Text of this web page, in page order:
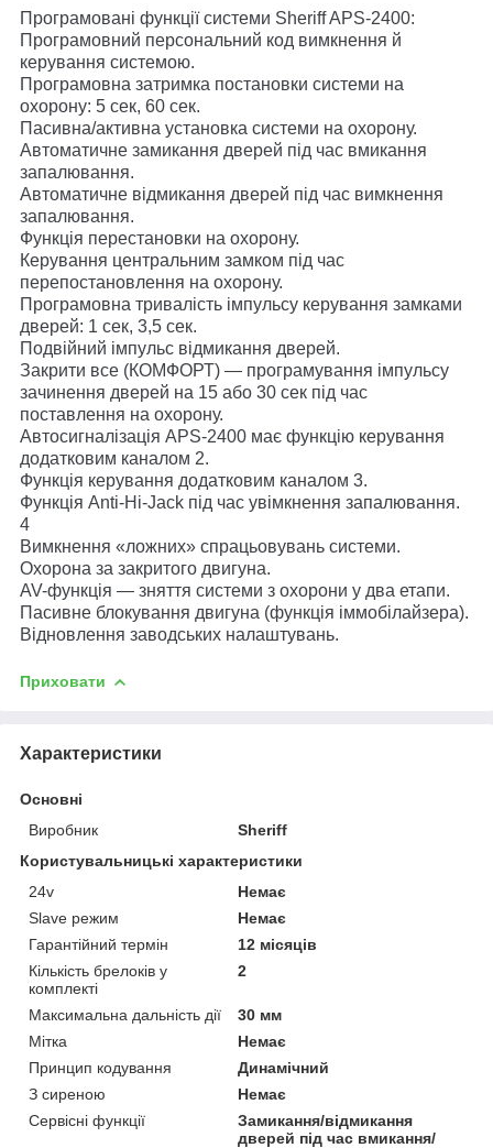
Програмовані функції системи Sheriff APS-2400:
Програмовний персональний код вимкнення й
керування системою.
Програмовна затримка постановки системи на
охорону: 5 сек, 60 сек.
Пасивна/активна установка системи на охорону.
Автоматичне замикання дверей під час вмикання
запалювання.
Автоматичне відмикання дверей під час вимкнення
запалювання.
Функція перестановки на охорону.
Керування центральним замком під час
перепостановлення на охорону.
Програмовна тривалість імпульсу керування замками
дверей: 1 сек, 3,5 сек.
Подвійний імпульс відмикання дверей.
Закрити все (КОМФОРТ) — програмування імпульсу
зачинення дверей на 15 або 30 сек під час
поставлення на охорону.
Автосигналізація APS-2400 має функцію керування
додатковим каналом 2.
Функція керування додатковим каналом 3.
Функція Anti-Hi-Jack під час увімкнення запалювання.
4
Вимкнення «ложних» спрацьовувань системи.
Охорона за закритого двигуна.
AV-функція — зняття системи з охорони у два етапи.
Пасивне блокування двигуна (функція іммобілайзера).
Відновлення заводських налаштувань.
Приховати
Характеристики
Основні
Виробник
Sheriff
Користувальницькі характеристики
24v
Немає
Slave режим
Немає
Гарантійний термін
12 місяців
Кількість брелоків у
комплекті
2
Максимальна дальність дії
30 мм
Мітка
Немає
Принцип кодування
Динамічний
З сиреною
Немає
Сервісні функції
Замикання/відмикання
дверей під час вмикання/